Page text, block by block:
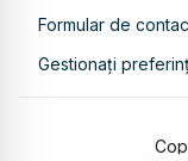
Formular de
Gestionați